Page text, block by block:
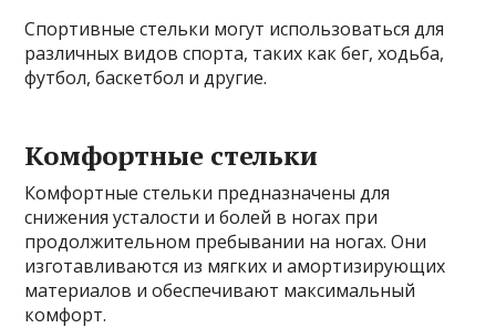
Спортивные стельки могут использоваться для
различных видов спорта, таких как бег, ходьба,
футбол, баскетбол и другие.
Комфортные стельки
Комфортные стельки предназначены для
снижения усталости и болей в ногах при
продолжительном пребывании на ногах. Они
изготавливаются из мягких и амортизирующих
материалов и обеспечивают максимальный
комфорт.